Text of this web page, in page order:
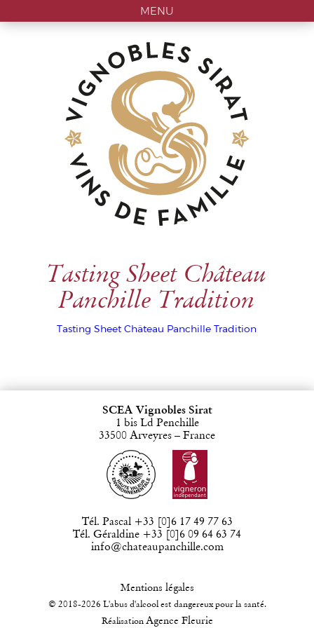
MENU
Tasting Sheet Château
Panchille Tradition
Tasting Sheet Château Panchille Tradition
SCEA Vignobles Sirat
1 bis Ld Penchille
33500 Arveyres – France
Tél. Pascal +33 [0]6 17 49 77 63
Tél. Géraldine +33 [0]6 09 64 63 74
info@chateaupanchille.com
Mentions légales
© 2018-2026 L'abus d'alcool est dangereux pour la santé.
Réalisation Agence Fleurie